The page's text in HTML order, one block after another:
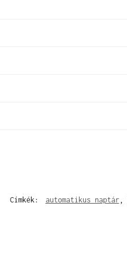
Címkék: automatikus naptár,